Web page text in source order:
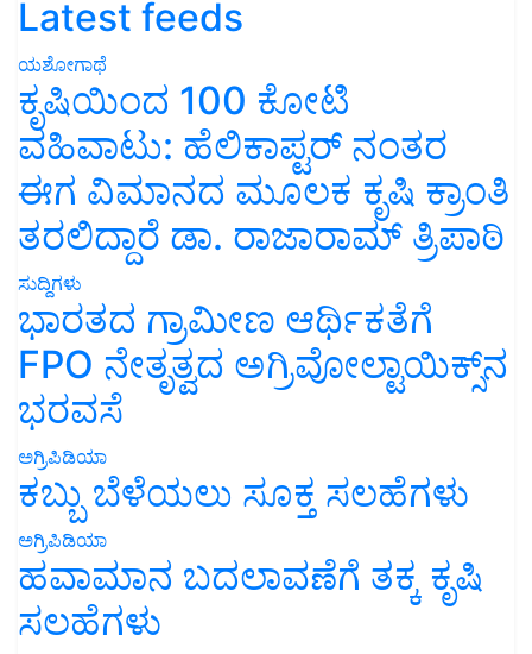
Latest feeds
ಯಶೋಗಾಥೆ
ಕೃಷಿಯಿಂದ 100 ಕೋಟಿ
ವಹಿವಾಟು: ಹೆಲಿಕಾಪ್ಟರ್ ನಂತರ
ಈಗ ವಿಮಾನದ ಮೂಲಕ ಕೃಷಿ ಕ್ರಾಂತಿ
ತರಲಿದ್ದಾರೆ ಡಾ. ರಾಜಾರಾಮ್ ತ್ರಿಪಾಠಿ
ಸುದ್ದಿಗಳು
ಭಾರತದ ಗ್ರಾಮೀಣ ಆರ್ಥಿಕತೆಗೆ
FPO ನೇತೃತ್ವದ ಅಗ್ರಿವೋಲ್ಟಾಯಿಕ್ಸ್‌ನ
ಭರವಸೆ
ಅಗ್ರಿಪಿಡಿಯಾ
ಕಬ್ಬು ಬೆಳೆಯಲು ಸೂಕ್ತ ಸಲಹೆಗಳು
ಅಗ್ರಿಪಿಡಿಯಾ
ಹವಾಮಾನ ಬದಲಾವಣೆಗೆ ತಕ್ಕ ಕೃಷಿ
ಸಲಹೆಗಳು